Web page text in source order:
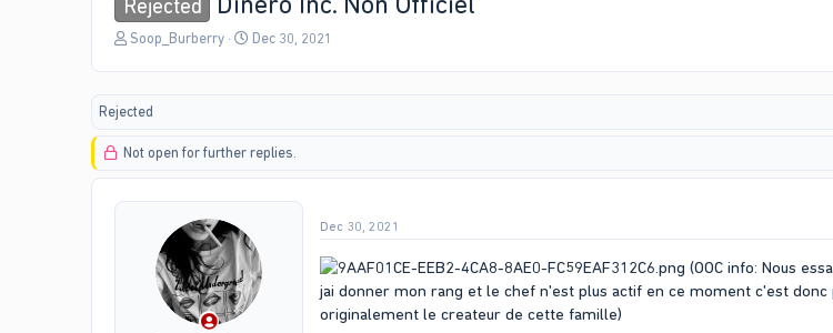
Rejected
T
a
s
t
a
Soop_Burberry
S
a
t
e
Dec 30, 2021
Rejected
Not open for further replies.
Dec 30, 2021
(OOC info: Nous
jai donner mon rang et le chef n'est plus actif en ce moment c'est
originalement le createur de cette famille)